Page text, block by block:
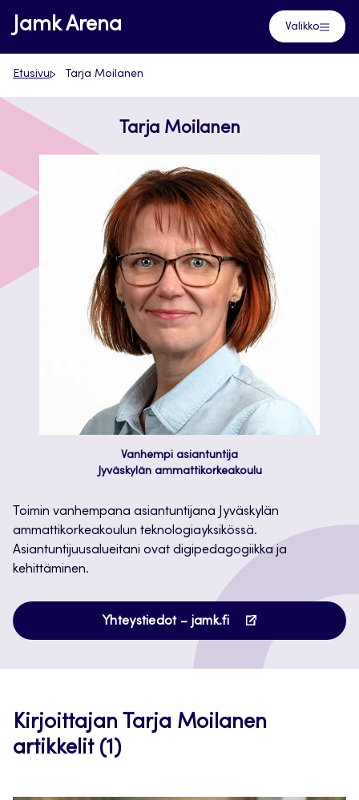
Siirry
suoraan
sisältöön
Jamk Arena Valikko
Etusivu Tarja Moilanen
Tarja Moilanen
Vanhempi asiantuntija
Jyväskylän ammattikorkeakoulu
Toimin vanhempana asiantuntijana Jyväskylän
ammattikorkeakoulun teknologiayksikössä.
Asiantuntijuusalueitani ovat digipedagogiikka ja
kehittäminen.
Yhteystiedot – jamk.fi
Avautuu
uuteen
välilehteen
Kirjoittajan Tarja Moilanen
artikkelit (1)